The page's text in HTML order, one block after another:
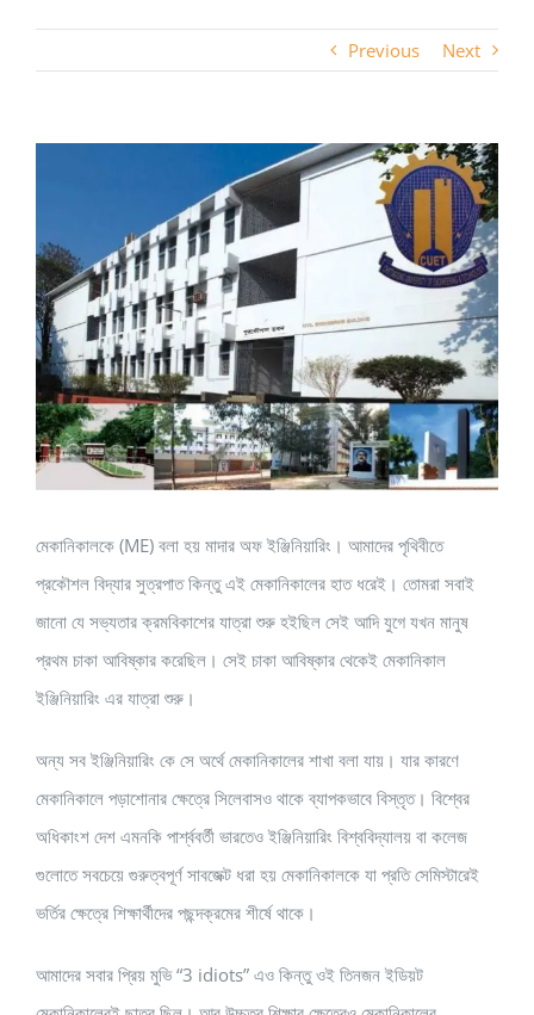
Previous Next
Image
মেকানিকালকে (ME) বলা হয় মাদার অফ ইঞ্জিনিয়ারিং। আমাদের পৃথিবীতে
প্রকৌশল বিদ্যার সুত্রপাত কিন্তু এই মেকানিকালের হাত ধরেই। তোমরা সবাই
জানো যে সভ্যতার ক্রমবিকাশের যাত্রা শুরু হইছিল সেই আদি যুগে যখন মানুষ
প্রথম চাকা আবিষ্কার করেছিল। সেই চাকা আবিষ্কার থেকেই মেকানিকাল
ইঞ্জিনিয়ারিং এর যাত্রা শুরু।
অন্য সব ইঞ্জিনিয়ারিং কে সে অর্থে মেকানিকালের শাখা বলা যায়। যার কারণে
মেকানিকালে পড়াশোনার ক্ষেত্রে সিলেবাসও থাকে ব্যাপকভাবে বিস্তৃত। বিশ্বের
অধিকাংশ দেশ এমনকি পার্শ্ববর্তী ভারতেও ইঞ্জিনিয়ারিং বিশ্ববিদ্যালয় বা কলেজ
গুলোতে সবচেয়ে গুরুত্বপূর্ণ সাবজেক্ট ধরা হয় মেকানিকালকে যা প্রতি সেমিস্টারেই
ভর্তির ক্ষেত্রে শিক্ষার্থীদের পছন্দক্রমের শীর্ষে থাকে।
আমাদের সবার প্রিয় মুভি “3 idiots” এও কিন্তু ওই তিনজন ইডিয়ট